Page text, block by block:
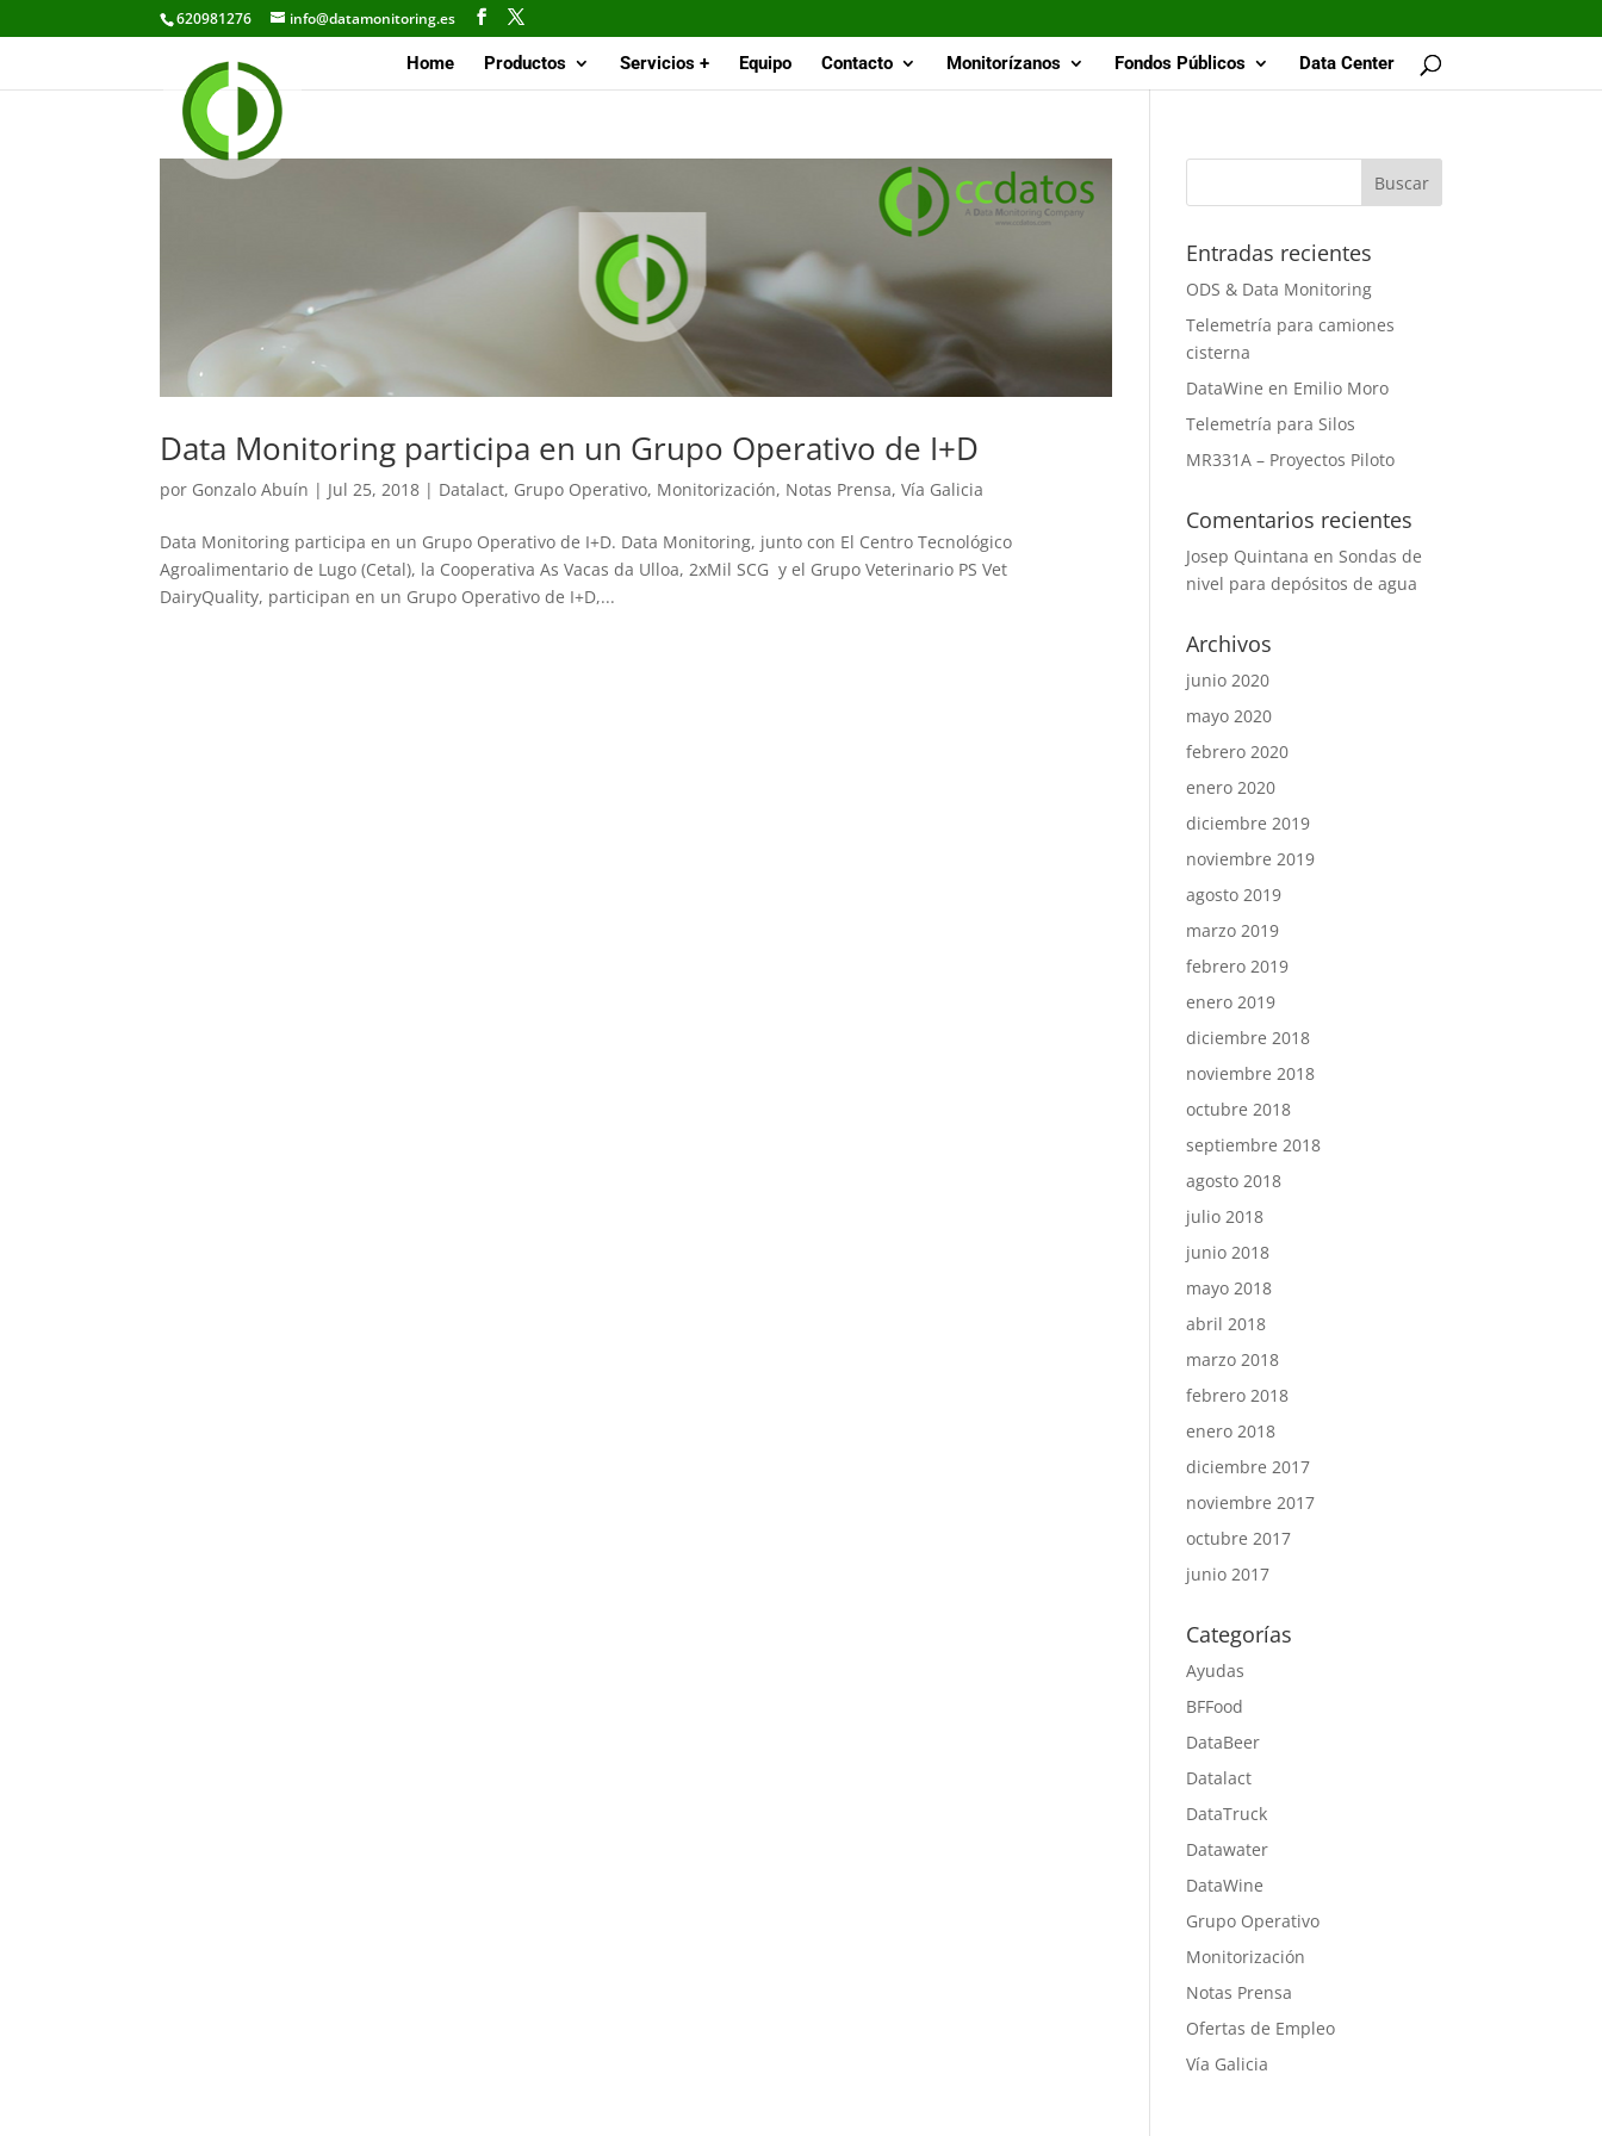
620981276 info@datamonitoring.es
Home Productos Servicios + Equipo Contacto Monitorízanos Fondos Públicos Data Center
Data Monitoring participa en un Grupo Operativo de I+D
por Gonzalo Abuín | Jul 25, 2018 | Datalact, Grupo Operativo, Monitorización, Notas Prensa,Vía Galicia
Data Monitoring participa en un Grupo Operativo de I+D. Data Monitoring, junto con El Centro Tecnológico
Agroalimentario de Lugo (Cetal), la Cooperativa As Vacas da Ulloa, 2xMil SCG y el Grupo Veterinario PS Vet
DairyQuality, participan en un Grupo Operativo de I+D,...
Entradas recientes
ODS & Data Monitoring
Telemetría para camiones
cisterna
DataWine en Emilio Moro
Telemetría para Silos
MR331A – Proyectos Piloto
Comentarios recientes
Josep Quintana en Sondas de
nivel para depósitos de agua
Archivos
junio 2020
mayo 2020
febrero 2020
enero 2020
diciembre 2019
noviembre 2019
agosto 2019
marzo 2019
febrero 2019
enero 2019
diciembre 2018
noviembre 2018
octubre 2018
septiembre 2018
agosto 2018
julio 2018
junio 2018
mayo 2018
abril 2018
marzo 2018
febrero 2018
enero 2018
diciembre 2017
noviembre 2017
octubre 2017
junio 2017
Categorías
Ayudas
BFFood
DataBeer
Datalact
DataTruck
Datawater
DataWine
Grupo Operativo
Monitorización
Notas Prensa
Ofertas de Empleo
Vía Galicia